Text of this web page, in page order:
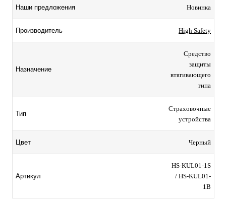
Наши предложения Новинка
Производитель High Safety
Назначение
Средство
защиты
втягивающего
типа
Тип
Страховочные
устройства
Цвет Черный
Артикул
HS-KUL01-1S
/ HS-KUL01-
1B